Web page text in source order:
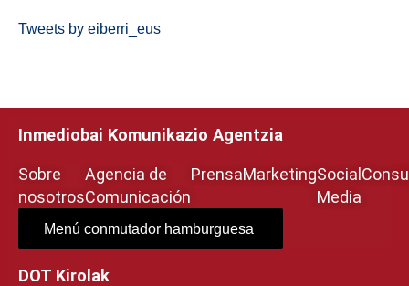
Tweets by eiberri_eus
Inmediobai Komunikazio Agentzia
Sobre
nosotros
Agencia de
Comunicación
PrensaMarketingSocial
Media
Menú conmutador hamburguesa
DOT Kirolak